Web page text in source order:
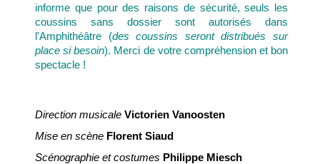
informe que pour des raisons de sécurité, seuls les
coussins sans dossier sont autorisés dans
l'Amphithéâtre (des coussins seront distribués sur
place si besoin). Merci de votre compréhension et bon
spectacle !
Direction musicale Victorien Vanoosten
Mise en scène Florent Siaud
Scénographie et costumes Philippe Miesch